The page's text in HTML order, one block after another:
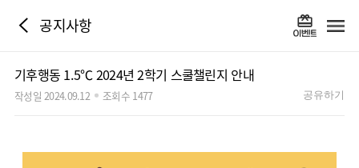
공지사항
기후행동 1.5℃ 2024년 2학기 스쿨챌린지 안내
작성일 2024.09.12 조회수 1477 공유하기